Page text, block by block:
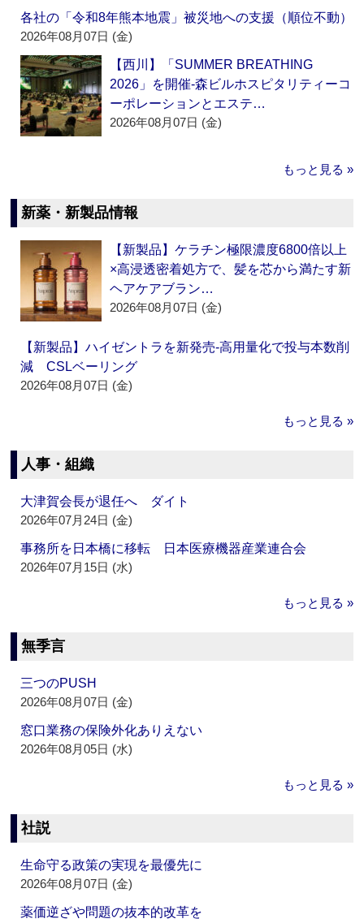
各社の「令和8年熊本地震」被災地への支援（順位不動）
2026年08月07日 (金)
【西川】「SUMMER BREATHING
2026」を開催‐森ビルホスピタリティーコ
ーポレーションとエステ…
2026年08月07日 (金)
もっと見る »
新薬・新製品情報
【新製品】ケラチン極限濃度6800倍以上
×高浸透密着処方で、髪を芯から満たす新
ヘアケアブラン…
2026年08月07日 (金)
【新製品】ハイゼントラを新発売‐高用量化で投与本数削
減 CSLベーリング
2026年08月07日 (金)
もっと見る »
人事・組織
大津賀会長が退任へ ダイト
2026年07月24日 (金)
事務所を日本橋に移転 日本医療機器産業連合会
2026年07月15日 (水)
もっと見る »
無季言
三つのPUSH
2026年08月07日 (金)
窓口業務の保険外化ありえない
2026年08月05日 (水)
もっと見る »
社説
生命守る政策の実現を最優先に
2026年08月07日 (金)
薬価逆ざや問題の抜本的改革を